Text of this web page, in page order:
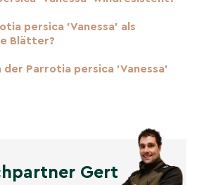
persica 'Vanessa' als
Blätter?
der Parrotia persica 'Vanessa'
Gert